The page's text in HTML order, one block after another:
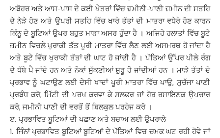
ਅਬੋਹਰ ਅਤੇ ਆਸ-ਪਾਸ ਦੇ ਕਈ ਖੇਤਰਾਂ ਵਿੱਚ ਜ਼ਮੀਨੀ-ਪਾਣੀ ਜ਼ਮੀਨ ਦੀ ਸਤਹਿ
ਦੇ ਨੇੜੇ ਹੋਣ ਅਤੇ ਉਪਰੀ ਸਤਹਿ ਵਿੱਚ ਖਾਰੇ ਤੱਤਾਂ ਦੀ ਮਾਤਰਾ ਵਧੇਰੇ ਹੋਣ ਕਾਰਨ
ਕਿੰਨੂ ਦੇ ਬੂਟਿਆਂ ਉਪਰ ਬਹੁਤ ਮਾੜਾ ਅਸਰ ਹੁੰਦਾ ਹੈ । ਅਜਿਹੇ ਹਲਾਤਾਂ ਵਿੱਚ ਬੂਟੇ
ਜ਼ਮੀਨ ਵਿਚਲੇ ਖੁਰਾਕੀ ਤੱਤ ਪੂਰੀ ਮਾਤਰਾ ਵਿੱਚ ਲੈਣ ਲਈ ਅਸਮਰਥ ਹੋ ਜਾਂਦਾ ਹੈ
ਅਤੇ ਬੂਟੇ ਵਿੱਚ ਖੁਰਾਕੀ ਤੱਤਾਂ ਦੀ ਘਾਟ ਹੋ ਜਾਂਦੀ ਹੈ । ਪੱਤਿਆਂ ਉੱਪਰ ਪੀਲੇ ਰੰਗ
ਦੇ ਧੱਬੇ ਪੈ ਜਾਂਦੇ ਹਨ ਅਤੇ ਨੋਕਾਂ ਸੁੱਕਣੀਆਂ ਸ਼ੁਰੂ ਹੋ ਜਾਂਦੀਆਂ ਹਨ । ਮਾੜੇ ਤੱਤਾਂ ਦੇ
ਪ੍ਰਭਾਵ ਨੂੰ ਘਟਾਉਣ ਲਈ ਦੇਸੀ ਖਾਦਾਂ ਪੂਰੀ ਮਾਤਰਾ ਵਿੱਚ ਪਾਉ, ਸੁਚੱਜਾ ਪਾਣੀ
ਪ੍ਰਬੰਧ ਕਰੋ, ਮਿੱਟੀ ਦੀ ਪਰਖ ਕਰਵਾ ਕੇ ਸਲਫ਼ਰ ਜਾਂ ਹੋਰ ਰਸਾਇਣਕ ਉਪਚਾਰ
ਕਰੋ, ਜਮੀਨੀ ਪਾਣੀ ਦੀ ਵਰਤੋਂ ਤੋਂ ਬਿਲਕੁਲ ਪਰਹੇਜ ਕਰੋ ।
ੲ. ਪ੍ਰਭਾਵਿਤ ਬੂਟਿਆਂ ਦੀ ਪਛਾਣ ਅਤੇ ਬਚਾਅ ਲਈ ਉਪਰਾਲੇ
1. ਜਿੰਨਾਂ ਪ੍ਰਭਾਵਿਤ ਬੂਟਿਆਂ ਬੂਟਿਆਂ ਦੇ ਪੱਤਿਆਂ ਵਿਚ ਚਮਕ ਘਟ ਰਹੀ ਹੋਵੇ ਜਾਂ